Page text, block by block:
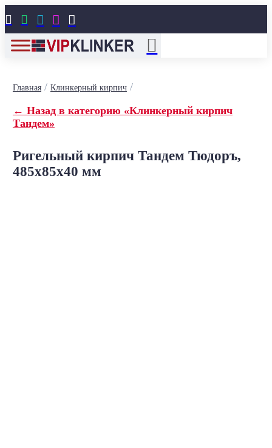
    
Главная/ Клинкерный кирпич/
← Назад в категорию «Клинкерный кирпич
Тандем»
Ригельный кирпич Тандем Тюдоръ,
485x85x40 мм